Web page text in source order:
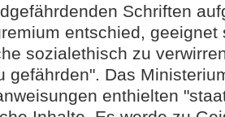
Schriften
entschied, geeignet
sozialethisch zu
gefährden". Das
enthielten